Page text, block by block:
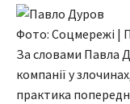
Фото: Соцмережі |
За словами Павла
компанії у
практика